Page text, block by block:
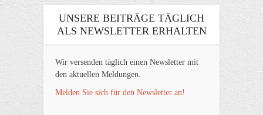
UNSERE BEITRÄGE TÄGLICH
ALS NEWSLETTER ERHALTEN
Wir versenden täglich einen Newsletter mit
den aktuellen Meldungen.
Melden Sie sich für den Newsletter an!